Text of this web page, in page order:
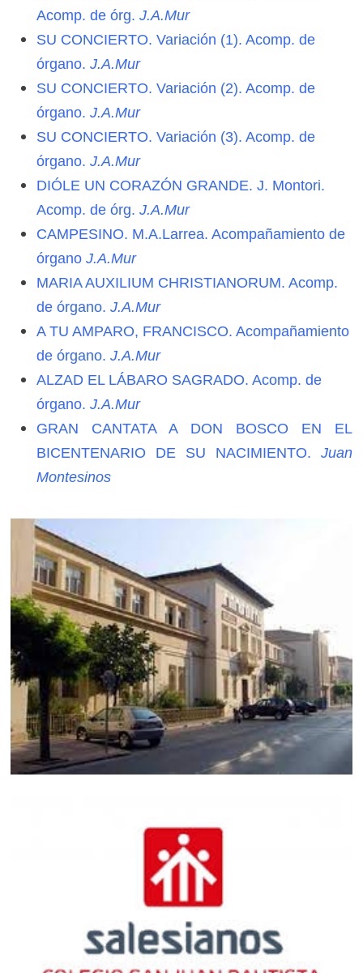
Acomp. de órg. J.A.Mur
SU CONCIERTO. Variación (1). Acomp. de
órgano. J.A.Mur
SU CONCIERTO. Variación (2). Acomp. de
órgano. J.A.Mur
SU CONCIERTO. Variación (3). Acomp. de
órgano. J.A.Mur
DIÓLE UN CORAZÓN GRANDE. J. Montori.
Acomp. de órg. J.A.Mur
CAMPESINO. M.A.Larrea. Acompañamiento de
órgano J.A.Mur
MARIA AUXILIUM CHRISTIANORUM. Acomp.
de órgano. J.A.Mur
A TU AMPARO, FRANCISCO. Acompañamiento
de órgano. J.A.Mur
ALZAD EL LÁBARO SAGRADO. Acomp. de
órgano. J.A.Mur
GRAN CANTATA A DON BOSCO EN EL
BICENTENARIO DE SU NACIMIENTO.Juan
Montesinos